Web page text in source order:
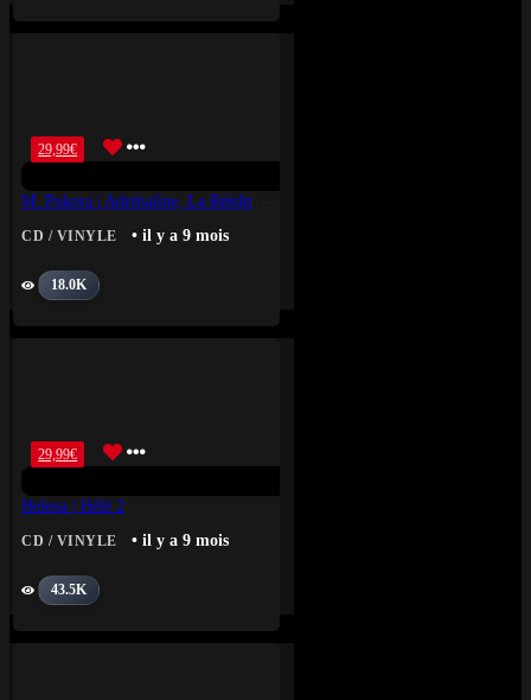
29,99€
CD / VINYLE • il y a 9 mois
18.0K
29,99€
Helena | Hélé 2
CD / VINYLE • il y a 9 mois
43.5K